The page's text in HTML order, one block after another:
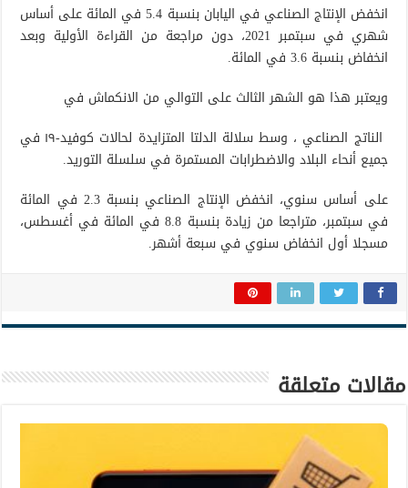
انخفض الإنتاج الصناعي في اليابان بنسبة 5.4 في المائة على أساس
شهري في سبتمبر 2021، دون مراجعة من القراءة الأولية وبعد
انخفاض بنسبة 3.6 في المائة.
ويعتبر هذا هو الشهر الثالث على التوالي من الانكماش في
الناتج الصناعي ، وسط سلالة الدلتا المتزايدة لحالات كوفيد-١٩ في
جميع أنحاء البلاد والاضطرابات المستمرة في سلسلة التوريد.
على أساس سنوي، انخفض الإنتاج الصناعي بنسبة 2.3 في المائة
في سبتمبر، متراجعا من زيادة بنسبة 8.8 في المائة في أغسطس،
مسجلا أول انخفاض سنوي في سبعة أشهر.
مقالات متعلقة